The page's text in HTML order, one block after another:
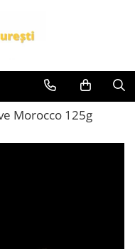
Morocco 125g